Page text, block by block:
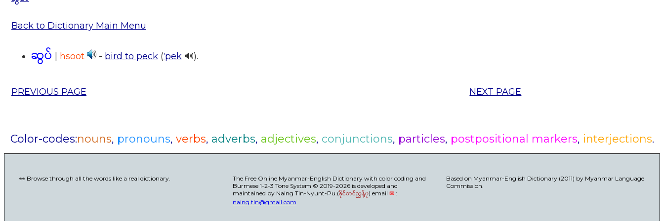
Back to Dictionary Main Menu
ဆွပ် | hsoot - bird to peck (ˈpek 🔊).
PREVIOUS PAGE NEXT PAGE
Color-codes:nouns, pronouns, verbs, adverbs, adjectives, conjunctions, particles, postpositional markers, interjections.
👀 Browse through all the words like a real dictionary.
The Free Online Myanmar-English Dictionary with color coding and
Burmese 1-2-3 Tone System © 2019-2026 is developed and
maintained by Naing Tin-Nyunt-Pu.(နိုင်တင်ညွန့်ပု) email ✉:
naing.tin@gmail.com
Based on Myanmar-English Dictionary (2011) by Myanmar Language
Commission.